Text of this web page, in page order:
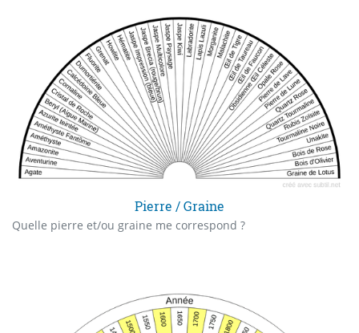
Pierre / Graine
Quelle pierre et/ou graine me correspond ?